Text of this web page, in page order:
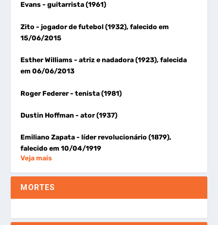
Evans- guitarrista (1961)
Zito- jogador de futebol (1932), falecido em
15/06/2015
Esther Williams- atriz e nadadora (1923), falecida
em 06/06/2013
Roger Federer- tenista (1981)
Dustin Hoffman- ator (1937)
Emiliano Zapata- líder revolucionário (1879),
falecido em 10/04/1919
Veja mais
MORTES